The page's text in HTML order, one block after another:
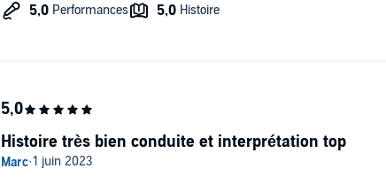
Histoire très bien conduite et interprétation top